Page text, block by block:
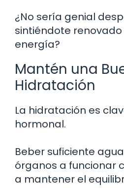
¿No sería genial
sintiéndote renovado
energía?
Mantén una
Hidratación
La hidratación es
hormonal.
Beber suficiente
órganos a funcionar
a mantener el